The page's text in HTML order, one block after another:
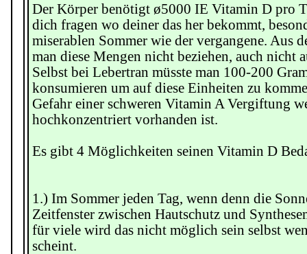
Der Körper benötigt ø5000 IE Vitamin D pro
dich fragen wo deiner das her bekommt,
miserablen Sommer wie der vergangene. Aus
man diese Mengen nicht beziehen, auch nicht
Selbst bei Lebertran müsste man 100-200
konsumieren um auf diese Einheiten zu
Gefahr einer schweren Vitamin A Vergiftung
hochkonzentriert vorhanden ist.
Es gibt 4 Möglichkeiten seinen Vitamin D
1.) Im Sommer jeden Tag, wenn denn die
Zeitfenster zwischen Hautschutz und
für viele wird das nicht möglich sein selbst
scheint.